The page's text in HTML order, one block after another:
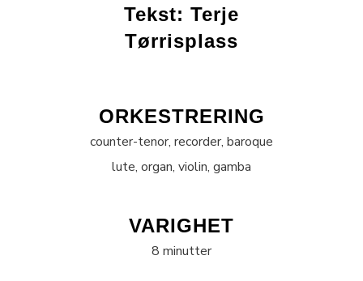
Tekst: Terje
Tørrisplass
ORKESTRERING
counter-tenor, recorder, baroque
lute, organ, violin, gamba
VARIGHET
8 minutter